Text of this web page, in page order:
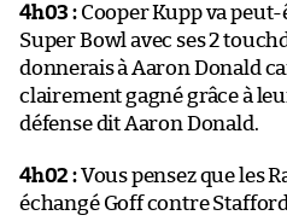
4h03 :Cooper Kupp va peut-
Super Bowl avec ses 2
donnerais à Aaron Donald
clairement gagné grâce à
défense dit Aaron Donald.
4h02 :Vous pensez que les
échangé Goff contre